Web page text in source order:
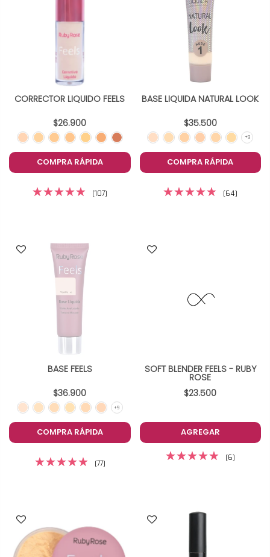
CORRECTOR LIQUIDO FEELS
$26.900
COMPRA RÁPIDA
(107)
BASE LIQUIDA NATURAL LOOK
$35.500
COMPRA RÁPIDA
(64)
BASE FEELS
$36.900
COMPRA RÁPIDA
(77)
SOFT BLENDER FEELS - RUBY
ROSE
$23.500
AGREGAR
(6)